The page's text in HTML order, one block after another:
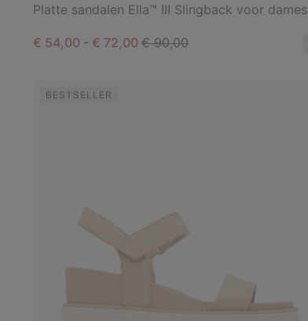
Platte sandalen Ella™ III Slingback voor dames
Minimum sale price:
€ 54,00 - Maximum sale price:
€ 72,00 Regular price:
€ 90,00
BESTSELLER